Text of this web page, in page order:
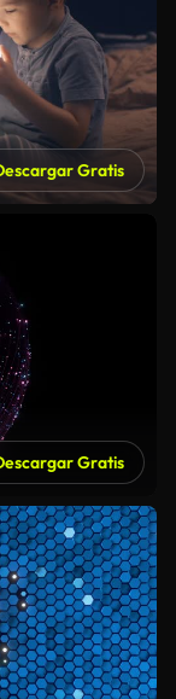
Gratis
Gratis